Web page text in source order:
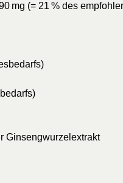
mg (= 21 % des
Ginsengwurzelextrakt